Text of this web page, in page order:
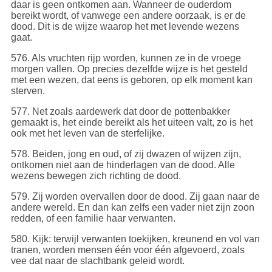
daar is geen ontkomen aan. Wanneer de ouderdom
bereikt wordt, of vanwege een andere oorzaak, is er de
dood. Dit is de wijze waarop het met levende wezens
gaat.
576. Als vruchten rijp worden, kunnen ze in de vroege
morgen vallen. Op precies dezelfde wijze is het gesteld
met een wezen, dat eens is geboren, op elk moment kan
sterven.
577. Net zoals aardewerk dat door de pottenbakker
gemaakt is, het einde bereikt als het uiteen valt, zo is het
ook met het leven van de sterfelijke.
578. Beiden, jong en oud, of zij dwazen of wijzen zijn,
ontkomen niet aan de hinderlagen van de dood. Alle
wezens bewegen zich richting de dood.
579. Zij worden overvallen door de dood. Zij gaan naar de
andere wereld. En dan kan zelfs een vader niet zijn zoon
redden, of een familie haar verwanten.
580. Kijk: terwijl verwanten toekijken, kreunend en vol van
tranen, worden mensen één voor één afgevoerd, zoals
vee dat naar de slachtbank geleid wordt.